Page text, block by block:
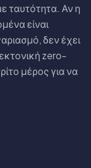
ταυτότητα. Αν η
είναι
δεν έχει
zero-
μέρος για να